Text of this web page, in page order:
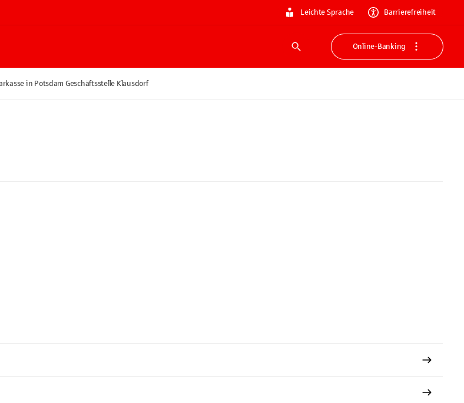
Leichte Sprache Barrierefreiheit
Suche
Online-Banking
in Potsdam Geschäftsstelle Klausdorf